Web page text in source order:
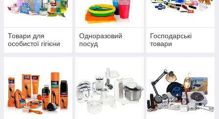
Товари для
особистої гігієни
Одноразовий
посуд
Господарські
товари